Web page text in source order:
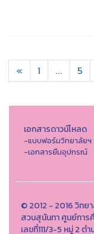
« 1 ... 5
เอกสารดาวน์โหลด
-แบบฟอร์มวิทยาลัยฯ
-เอกสารยืมอุปกรณ์
© 2012 - 2016 วิทย
สวนสุนันทา ศูนย์กา
เลขที่111/3-5 หมู่ 2